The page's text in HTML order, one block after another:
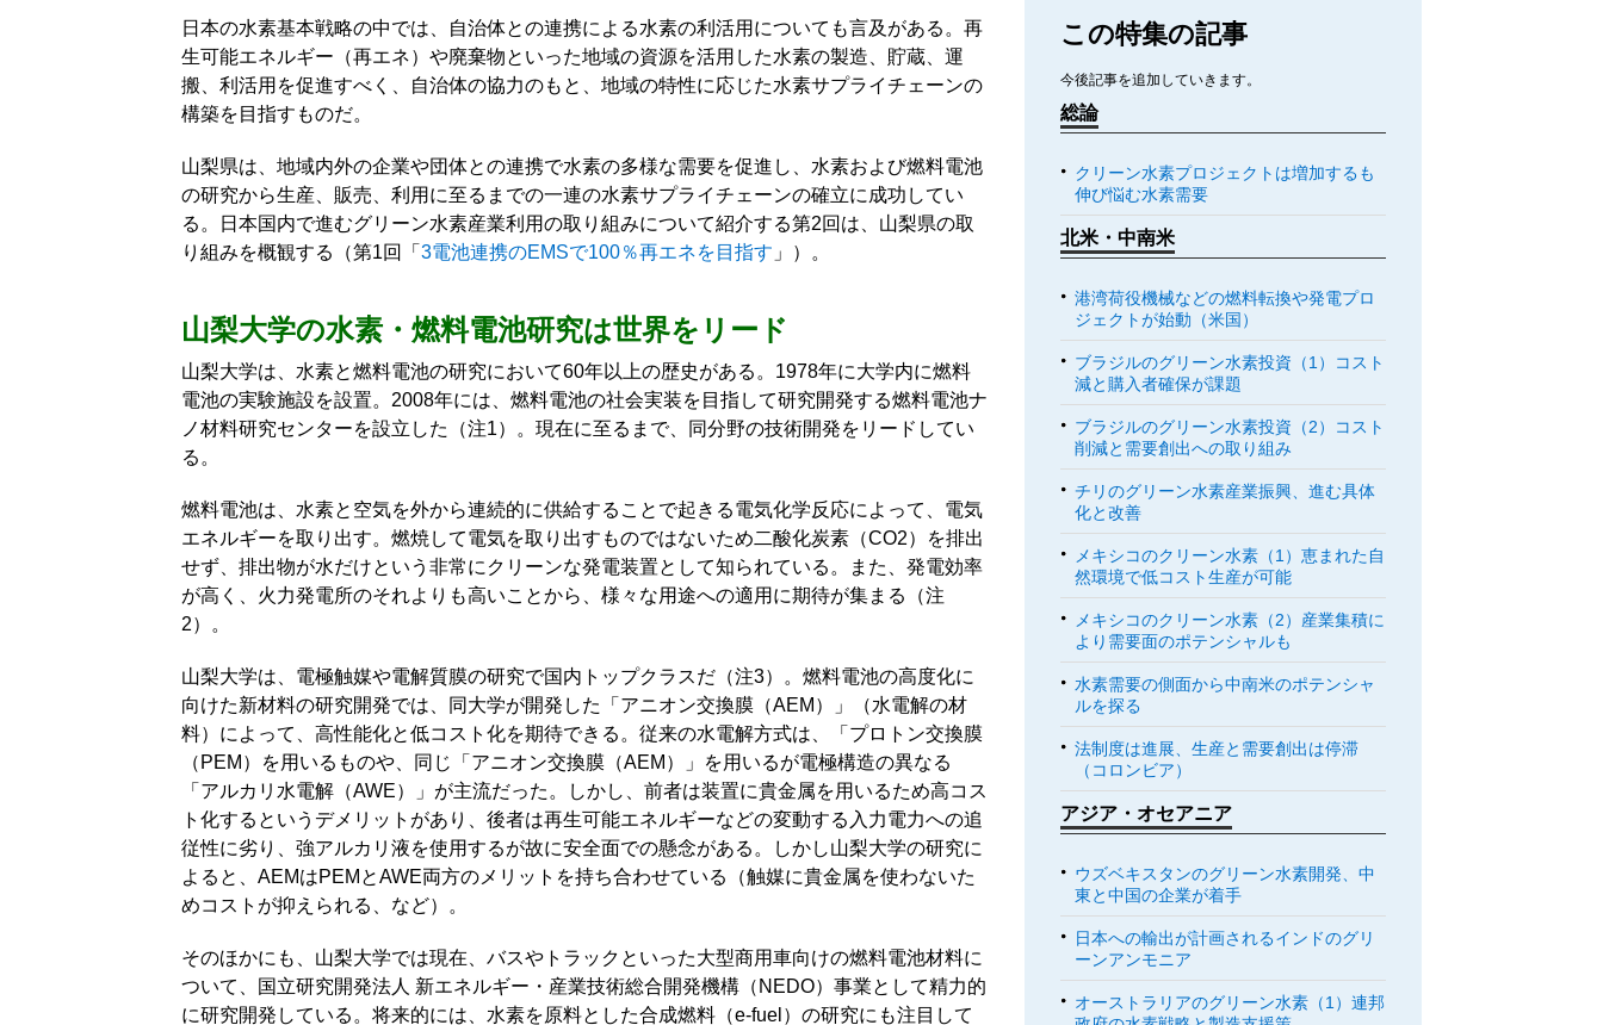
日本の水素基本戦略の中では、自治体との連携による水素の利活用についても言及がある。再
生可能エネルギー（再エネ）や廃棄物といった地域の資源を活用した水素の製造、貯蔵、運
搬、利活用を促進すべく、自治体の協力のもと、地域の特性に応じた水素サプライチェーンの
構築を目指すものだ。
山梨県は、地域内外の企業や団体との連携で水素の多様な需要を促進し、水素および燃料電池
の研究から生産、販売、利用に至るまでの一連の水素サプライチェーンの確立に成功してい
る。日本国内で進むグリーン水素産業利用の取り組みについて紹介する第2回は、山梨県の取
り組みを概観する（第1回「 3電池連携のEMSで100％再エネを目指す 」）。
山梨大学の水素・燃料電池研究は世界をリード
山梨大学は、水素と燃料電池の研究において60年以上の歴史がある。1978年に大学内に燃料
電池の実験施設を設置。2008年には、燃料電池の社会実装を目指して研究開発する燃料電池ナ
ノ材料研究センターを設立した（注1）。現在に至るまで、同分野の技術開発をリードしてい
る。
燃料電池は、水素と空気を外から連続的に供給することで起きる電気化学反応によって、電気
エネルギーを取り出す。燃焼して電気を取り出すものではないため二酸化炭素（CO2）を排出
せず、排出物が水だけという非常にクリーンな発電装置として知られている。また、発電効率
が高く、火力発電所のそれよりも高いことから、様々な用途への適用に期待が集まる（注
2）。
山梨大学は、電極触媒や電解質膜の研究で国内トップクラスだ（注3）。燃料電池の高度化に
向けた新材料の研究開発では、同大学が開発した「アニオン交換膜（AEM）」（水電解の材
料）によって、高性能化と低コスト化を期待できる。従来の水電解方式は、「プロトン交換膜
（PEM）を用いるものや、同じ「アニオン交換膜（AEM）」を用いるが電極構造の異なる
「アルカリ水電解（AWE）」が主流だった。しかし、前者は装置に貴金属を用いるため高コス
ト化するというデメリットがあり、後者は再生可能エネルギーなどの変動する入力電力への追
従性に劣り、強アルカリ液を使用するが故に安全面での懸念がある。しかし山梨大学の研究に
よると、AEMはPEMとAWE両方のメリットを持ち合わせている（触媒に貴金属を使わないた
めコストが抑えられる、など）。
そのほかにも、山梨大学では現在、バスやトラックといった大型商用車向けの燃料電池材料に
ついて、国立研究開発法人 新エネルギー・産業技術総合開発機構（NEDO）事業として精力的
に研究開発している。将来的には、水素を原料とした合成燃料（e-fuel）の研究にも注目して
この特集の記事
今後記事を追加していきます。
総論
クリーン水素プロジェクトは増加するも
伸び悩む水素需要
北米・中南米
港湾荷役機械などの燃料転換や発電プロ
ジェクトが始動（米国）
ブラジルのグリーン水素投資（1）コスト
減と購入者確保が課題
ブラジルのグリーン水素投資（2）コスト
削減と需要創出への取り組み
チリのグリーン水素産業振興、進む具体
化と改善
メキシコのクリーン水素（1）恵まれた自
然環境で低コスト生産が可能
メキシコのクリーン水素（2）産業集積に
より需要面のポテンシャルも
水素需要の側面から中南米のポテンシャ
ルを探る
法制度は進展、生産と需要創出は停滞
（コロンビア）
アジア・オセアニア
ウズベキスタンのグリーン水素開発、中
東と中国の企業が着手
日本への輸出が計画されるインドのグリ
ーンアンモニア
オーストラリアのグリーン水素（1）連邦